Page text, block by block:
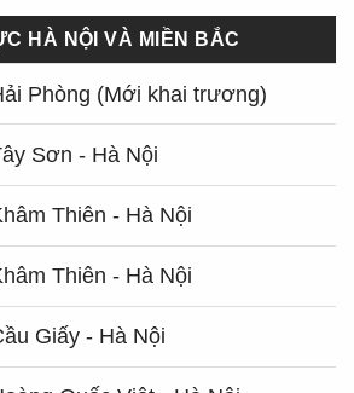
HÀ NỘI VÀ MIỀN BẮC
Phòng (Mới khai trương)
Sơn - Hà Nội
Thiên - Hà Nội
Thiên - Hà Nội
Giấy - Hà Nội